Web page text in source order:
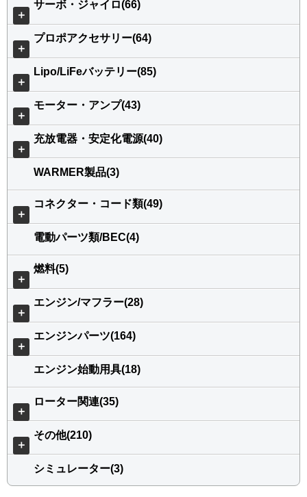
＋
サーボ・ジャイロ(66)
＋
プロポアクセサリー(64)
＋
Lipo/LiFeバッテリー(85)
＋
モーター・アンプ(43)
＋
充放電器・安定化電源(40)
WARMER製品(3)
＋
コネクター・コード類(49)
電動パーツ類/BEC(4)
＋
燃料(5)
＋
エンジン/マフラー(28)
＋
エンジンパーツ(164)
エンジン始動用具(18)
＋
ローター関連(35)
＋
その他(210)
シミュレーター(3)